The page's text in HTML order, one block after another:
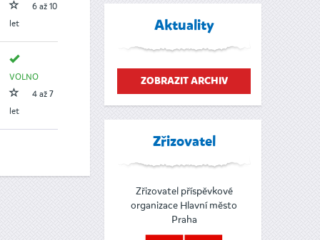
6 až 10
let
VOLNO
4 až 7
let
Aktuality
ZOBRAZIT ARCHIV
Zřizovatel
Zřizovatel příspěvkové
organizace Hlavní město
Praha